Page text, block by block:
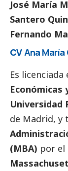
José María
Santero
Fernando
CVAna María
Es licenciada
Económicas
Universidad
de Madrid, y
(MBA) por el